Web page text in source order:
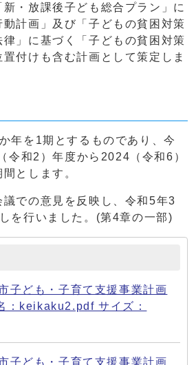
・放課後子ども総合プラン」に
計画」及び「子どもの貧困対策
」に基づく「子どもの貧困対策
付けも含む計画として策定しま
年を1期とするものであり、今
令和2）年度から2024（令和6）
とします。
での意見を反映し、令和5年3
を行いました。(第4章の一部)
子ども・子育て支援事業計画
：keikaku2.pdf サイズ：
子ども・子育て支援事業計画